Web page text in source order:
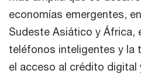
economías emergentes,
Sudeste Asiático y África,
teléfonos inteligentes y la
el acceso al crédito digital